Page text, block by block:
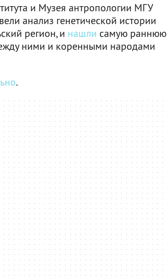
и Музея антропологии МГУ
анализ генетической истории
регион, и нашли самую раннюю
ними и коренными народами
.